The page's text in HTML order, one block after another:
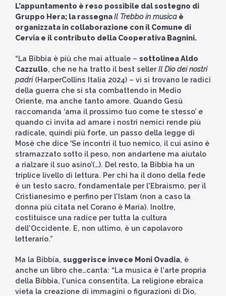
L’appuntamento è reso possibile dal sostegno di
Gruppo Hera; la rassegnaIl Trebbo in musica è
organizzata in collaborazione con il Comune di
Cervia e il contributo della Cooperativa Bagnini.
“La Bibbia è più che mai attuale – sottolinea Aldo
Cazzullo, che ne ha tratto il best sellerIl Dio dei nostri
padri(HarperCollins Italia 2024) – vi si trovano le radici
della guerra che si sta combattendo in Medio
Oriente, ma anche tanto amore. Quando Gesù
raccomanda ‘ama il prossimo tuo come te stesso’ e
quando ci invita ad amare i nostri nemici rende più
radicale, quindi più forte, un passo della legge di
Mosè che dice ‘Se incontri il tuo nemico, il cui asino è
stramazzato sotto il peso, non andartene ma aiutalo
a rialzare il suo asino’(…). Del resto, la Bibbia ha un
triplice livello di lettura. Per chi ha il dono della fede
è un testo sacro, fondamentale per l'Ebraismo, per il
Cristianesimo e perfino per l'Islam (non a caso la
donna più citata nel Corano è Maria). Inoltre,
costituisce una radice per tutta la cultura
dell'Occidente. E, non ultimo, è un capolavoro
letterario.”
Ma la Bibbia, suggerisce invece Moni Ovadia, è
anche un libro che…canta: “La musica è l'arte propria
della Bibbia, l'unica consentita. La religione ebraica
vieta la creazione di immagini o figurazioni di Dio,